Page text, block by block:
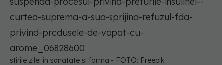
stirile zilei in sanatate si farma - FOTO: Freepik